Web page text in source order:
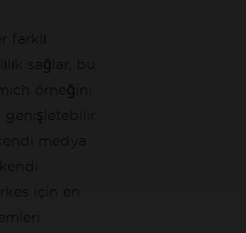
farklı
sağlar, bu
örneğini
genişletebilir.
medya
için en